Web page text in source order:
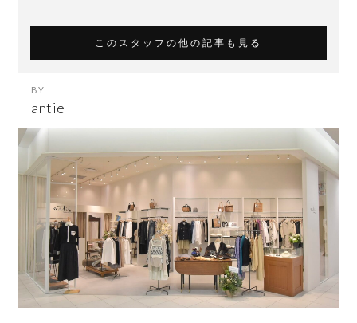
このスタッフの他の記事も見る
antie